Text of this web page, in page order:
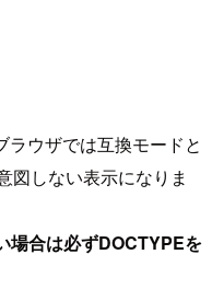
ウザでは互換モードと
図しない表示になりま
場合は必ずDOCTYPEを